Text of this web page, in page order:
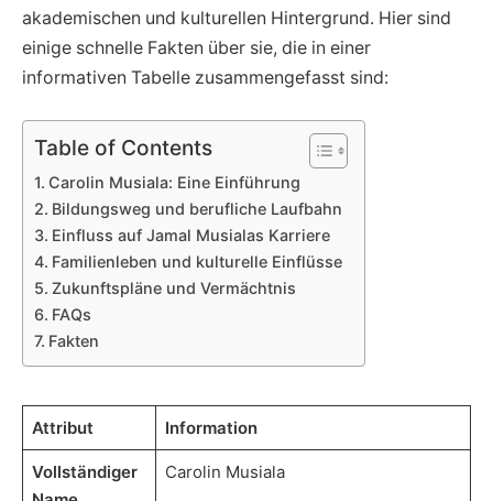
akademischen und kulturellen Hintergrund. Hier sind
einige schnelle Fakten über sie, die in einer
informativen Tabelle zusammengefasst sind:
Table of Contents
Carolin Musiala: Eine Einführung
Bildungsweg und berufliche Laufbahn
Einfluss auf Jamal Musialas Karriere
Familienleben und kulturelle Einflüsse
Zukunftspläne und Vermächtnis
FAQs
Fakten
Attribut Information
Vollständiger
Carolin Musiala